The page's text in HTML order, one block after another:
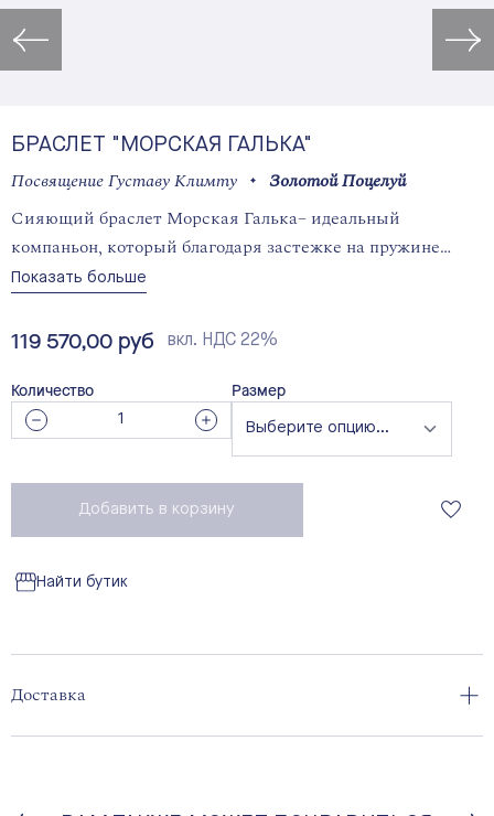
БРАСЛЕТ "МОРСКАЯ ГАЛЬКА"
Посвящение Густаву Климту
Золотой Поцелуй
Сияющий браслет Морская Галька– идеальный
компаньон, который благодаря застежке на пружине
легко надевается.
Показать больше
119 570,00 руб вкл. НДС 22%
Количество Размер
Добавить в корзину
Найти бутик
Доставка